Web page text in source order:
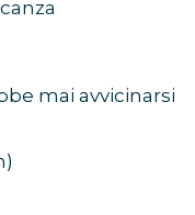
mai avvicinarsi